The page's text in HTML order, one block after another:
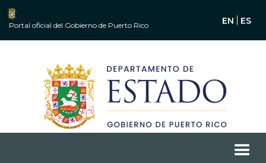
Portal oficial del Gobierno de Puerto Rico EN ES